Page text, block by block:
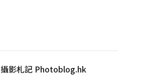
攝影札記 Photoblog.hk